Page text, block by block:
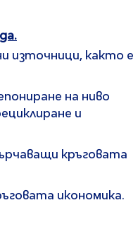
източници, както е
на ниво
и
кръговата
икономика.